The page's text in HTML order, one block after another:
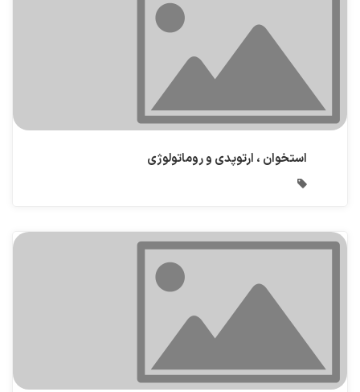
استخوان ، ارتوپدی و روماتولوژی